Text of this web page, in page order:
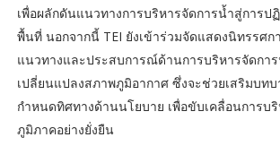
เพื่อผลักดันแนวทางการบริหารจัดการน้ำสู่การป
พื้นที่ นอกจากนี้ TEI ยังเข้าร่วมจัดแสดงนิทรรศก
แนวทางและประสบการณ์ด้านการบริหารจัดกา
เปลี่ยนแปลงสภาพภูมิอากาศ ซึ่งจะช่วยเสริมบทบ
กำหนดทิศทางด้านนโยบาย เพื่อขับเคลื่อนการบ
ภูมิภาคอย่างยั่งยืน